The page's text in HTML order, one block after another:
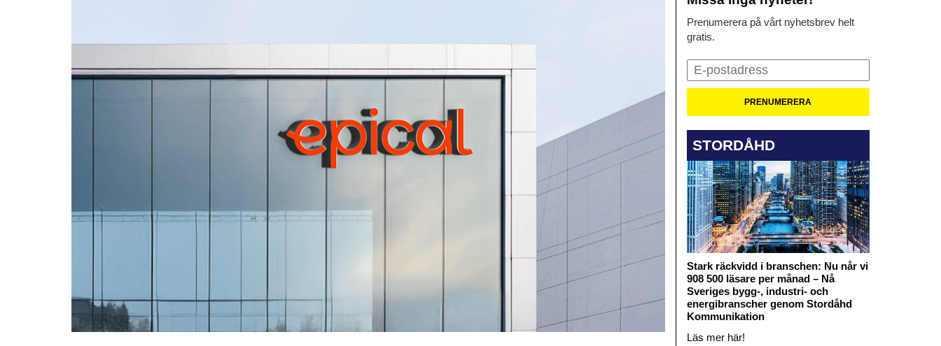
Prenumerera på vårt nyhetsbrev helt
gratis.
STORDÅHD
Stark räckvidd i branschen: Nu når vi
908 500 läsare per månad – Nå
Sveriges bygg-, industri- och
energibranscher genom Stordåhd
Kommunikation
Läs mer här!